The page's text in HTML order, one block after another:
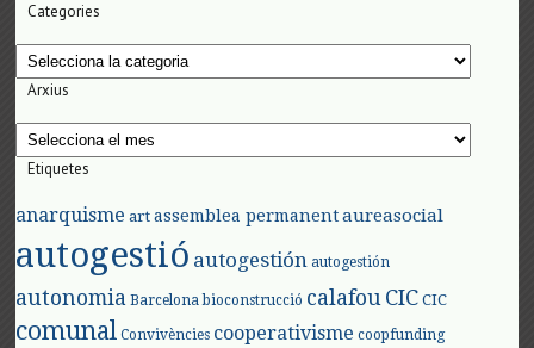
Categories
Categories
Arxius
Arxius
Etiquetes
anarquisme art assemblea permanent aureasocial
autogestió autogestión autogestión
autonomia Barcelona bioconstrucció calafouCIC CIC
comunal Convivències cooperativisme coopfunding